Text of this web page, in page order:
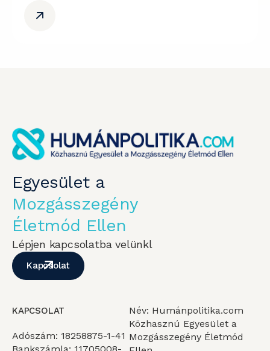
Egyesület a
Mozgásszegény
Életmód Ellen
Lépjen kapcsolatba velünkl
Kapcsolat
KAPCSOLAT
Adószám: 18258875-1-41
Név: Humánpolitika.com
Közhasznú Egyesület a
Mozgásszegény Életmód